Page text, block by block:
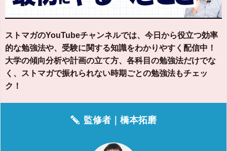
ストマガのYouTubeチャンネルでは、今日から役立つ効率
的な勉強法や、受験に関する知識をわかりやすく配信中！
大学の傾向分析や計画の立て方、各科目の勉強法だけでな
く、ストマガで振れられない時期ごとの勉強法もチェッ
ク！
監修者｜橋本拓磨